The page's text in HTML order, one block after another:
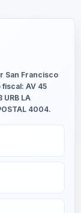
San Francisco
AV 45
URB LA
4004.